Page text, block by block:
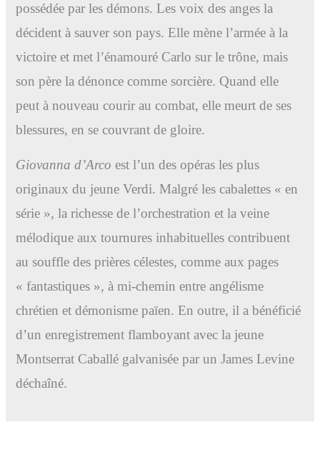
possédée par les démons. Les voix des anges la
décident à sauver son pays. Elle mène l’armée à la
victoire et met l’énamouré Carlo sur le trône, mais
son père la dénonce comme sorcière. Quand elle
peut à nouveau courir au combat, elle meurt de ses
blessures, en se couvrant de gloire.
Giovanna d’Arco est l’un des opéras les plus
originaux du jeune Verdi. Malgré les cabalettes « en
série », la richesse de l’orchestration et la veine
mélodique aux tournures inhabituelles contribuent
au souffle des prières célestes, comme aux pages
« fantastiques », à mi-chemin entre angélisme
chrétien et démonisme païen. En outre, il a bénéficié
d’un enregistrement flamboyant avec la jeune
Montserrat Caballé galvanisée par un James Levine
déchaîné.